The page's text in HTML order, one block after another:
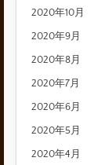
2020年10月
2020年9月
2020年8月
2020年7月
2020年6月
2020年5月
2020年4月